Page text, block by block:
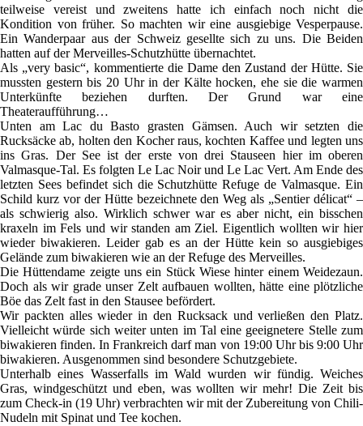
teilweise vereist und zweitens hatte ich einfach noch nicht die
Kondition von früher. So machten wir eine ausgiebige Vesperpause.
Ein Wanderpaar aus der Schweiz gesellte sich zu uns. Die Beiden
hatten auf der Merveilles-Schutzhütte übernachtet.
Als „very basic“, kommentierte die Dame den Zustand der Hütte. Sie
mussten gestern bis 20 Uhr in der Kälte hocken, ehe sie die warmen
Unterkünfte beziehen durften. Der Grund war eine
Theateraufführung…
Unten am Lac du Basto grasten Gämsen. Auch wir setzten die
Rucksäcke ab, holten den Kocher raus, kochten Kaffee und legten uns
ins Gras. Der See ist der erste von drei Stauseen hier im oberen
Valmasque-Tal. Es folgten Le Lac Noir und Le Lac Vert. Am Ende des
letzten Sees befindet sich die Schutzhütte Refuge de Valmasque. Ein
Schild kurz vor der Hütte bezeichnete den Weg als „Sentier délicat“ –
als schwierig also. Wirklich schwer war es aber nicht, ein bisschen
kraxeln im Fels und wir standen am Ziel. Eigentlich wollten wir hier
wieder biwakieren. Leider gab es an der Hütte kein so ausgiebiges
Gelände zum biwakieren wie an der Refuge des Merveilles.
Die Hüttendame zeigte uns ein Stück Wiese hinter einem Weidezaun.
Doch als wir grade unser Zelt aufbauen wollten, hätte eine plötzliche
Böe das Zelt fast in den Stausee befördert.
Wir packten alles wieder in den Rucksack und verließen den Platz.
Vielleicht würde sich weiter unten im Tal eine geeignetere Stelle zum
biwakieren finden. In Frankreich darf man von 19:00 Uhr bis 9:00 Uhr
biwakieren. Ausgenommen sind besondere Schutzgebiete.
Unterhalb eines Wasserfalls im Wald wurden wir fündig. Weiches
Gras, windgeschützt und eben, was wollten wir mehr! Die Zeit bis
zum Check-in (19 Uhr) verbrachten wir mit der Zubereitung von Chili-
Nudeln mit Spinat und Tee kochen.